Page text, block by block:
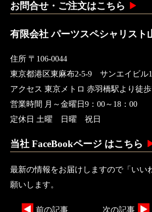
お問合せ・ご注文はこちら
有限会社 パーツスペシャリスト
住所 〒106-0044
東京都港区東麻布2-5-9 サンエイビル1
アクセス 東京メトロ 赤羽橋駅より徒
営業時間 月～金曜日9：00～18：00
定休日 土曜 日曜 祝日
当社 FaceBookページ はこちら
最新の情報をお届けしますので「いい
願いします。
前の記事 次の記事